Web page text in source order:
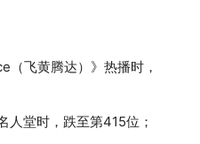
（飞黄腾达）》热播时，
人堂时，跌至第415位；